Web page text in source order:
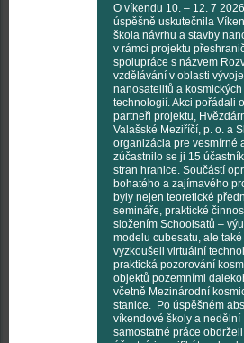
O víkendu 10. – 12. 7
úspěšně uskutečnila
škola návrhu a stavby
v rámci projektu
spolupráce s názvem
vzdělávání v oblasti vývoje
nanosatelitů a kosmických
technologií. Akci pořádali
partneři projektu,
Valašské Meziříčí, p. o. a
organizácia pre vesmírné
zúčastnilo se ji 15
stran hranice. Součástí
bohatého a zajímavého
byly nejen teoretické
semináře, praktické
složením Schoolsatů –
modelu cubesatu, ale také
vyzkoušeli virtuální
praktická pozorování
objektů pozemními
včetně Mezinárodní
stanice. Po úspěšném
víkendové školy a nedělní
samostatné práce